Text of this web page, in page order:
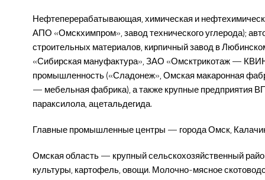
Нефтеперерабатывающая, химическая и
АПО «Омскхимпром», завод технического углерода);
строительных материалов, кирпичный завод в
«Сибирская мануфактура», ЗАО «Омсктрикотаж —
промышленность («Сладонеж», Омская макаронная
— мебельная фабрика), а также крупные предприятия
параксилола, ацетальдегида.
Главные промышленные центры — города Омск,
Омская область — крупный сельскохозяйственный
культуры, картофель, овощи. Молочно-мясное